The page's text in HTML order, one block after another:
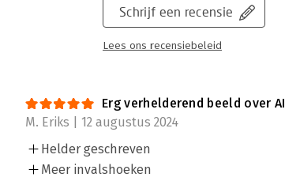
Schrijf een recensie
Lees ons recensiebeleid
Erg verhelderend beeld over AI
M. Eriks | 12 augustus 2024
Helder geschreven
Meer invalshoeken